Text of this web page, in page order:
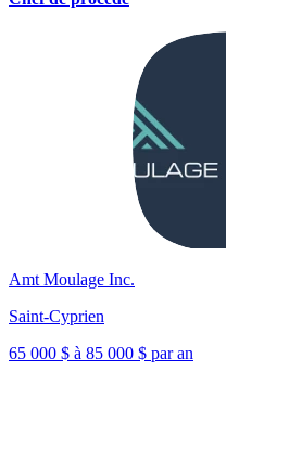
Amt Moulage Inc.
Saint-Cyprien
65 000 $ à 85 000 $ par an